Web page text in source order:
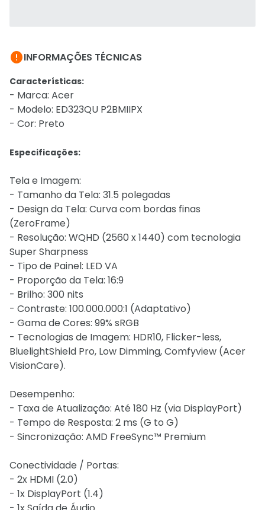
INFORMAÇÕES TÉCNICAS
Características:
- Marca: Acer
- Modelo: ED323QU P2BMIIPX
- Cor: Preto
Especificações:
Tela e Imagem:
- Tamanho da Tela: 31.5 polegadas
- Design da Tela: Curva com bordas finas
(ZeroFrame)
- Resolução: WQHD (2560 x 1440) com tecnologia
Super Sharpness
- Tipo de Painel: LED VA
- Proporção da Tela: 16:9
- Brilho: 300 nits
- Contraste: 100.000.000:1 (Adaptativo)
- Gama de Cores: 99% sRGB
- Tecnologias de Imagem: HDR10, Flicker-less,
BluelightShield Pro, Low Dimming, Comfyview (Acer
VisionCare).
Desempenho:
- Taxa de Atualização: Até 180 Hz (via DisplayPort)
- Tempo de Resposta: 2 ms (G to G)
- Sincronização: AMD FreeSync™ Premium
Conectividade / Portas:
- 2x HDMI (2.0)
- 1x DisplayPort (1.4)